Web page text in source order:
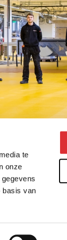
te
onze
basis van